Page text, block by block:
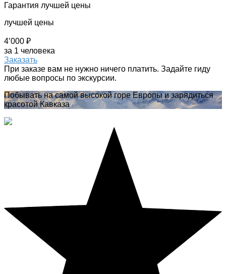
Гарантия лучшей цены
лучшей цены
4’000 ₽
за 1 человека
Заказать
При заказе вам не нужно ничего платить. Задайте гиду
любые вопросы по экскурсии.
Побывать на самой высокой горе Европы и зарядиться
красотой Кавказа